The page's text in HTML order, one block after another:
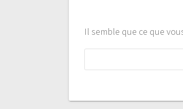
Il semble que ce que